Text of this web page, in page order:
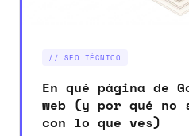
// SEO TÉCNICO
En qué página de
web (y por qué no
con lo que ves)